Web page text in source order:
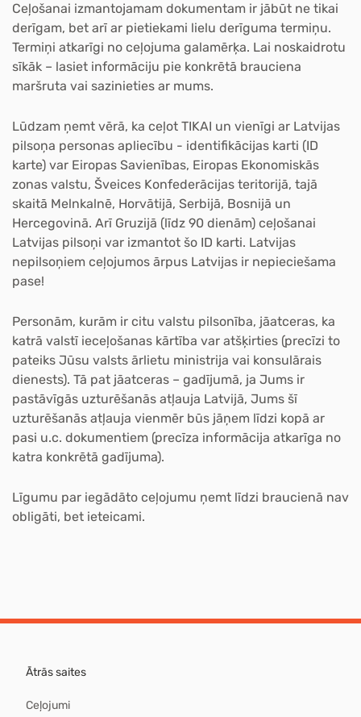
Ceļošanai izmantojamam dokumentam ir jābūt ne tikai
derīgam, bet arī ar pietiekami lielu derīguma termiņu.
Termiņi atkarīgi no ceļojuma galamērķa. Lai noskaidrotu
sīkāk – lasiet informāciju pie konkrētā brauciena
maršruta vai sazinieties ar mums.
Lūdzam ņemt vērā, ka ceļot TIKAI un vienīgi ar Latvijas
pilsoņa personas apliecību - identifikācijas karti (ID
karte) var Eiropas Savienības, Eiropas Ekonomiskās
zonas valstu, Šveices Konfederācijas teritorijā, tajā
skaitā Melnkalnē, Horvātijā, Serbijā, Bosnijā un
Hercegovinā. Arī Gruzijā (līdz 90 dienām) ceļošanai
Latvijas pilsoņi var izmantot šo ID karti. Latvijas
nepilsoņiem ceļojumos ārpus Latvijas ir nepieciešama
pase!
Personām, kurām ir citu valstu pilsonība, jāatceras, ka
katrā valstī ieceļošanas kārtība var atšķirties (precīzi to
pateiks Jūsu valsts ārlietu ministrija vai konsulārais
dienests). Tā pat jāatceras – gadījumā, ja Jums ir
pastāvīgās uzturēšanās atļauja Latvijā, Jums šī
uzturēšanās atļauja vienmēr būs jāņem līdzi kopā ar
pasi u.c. dokumentiem (precīza informācija atkarīga no
katra konkrētā gadījuma).
Līgumu par iegādāto ceļojumu ņemt līdzi braucienā nav
obligāti, bet ieteicami.
Ātrās saites
Ceļojumi